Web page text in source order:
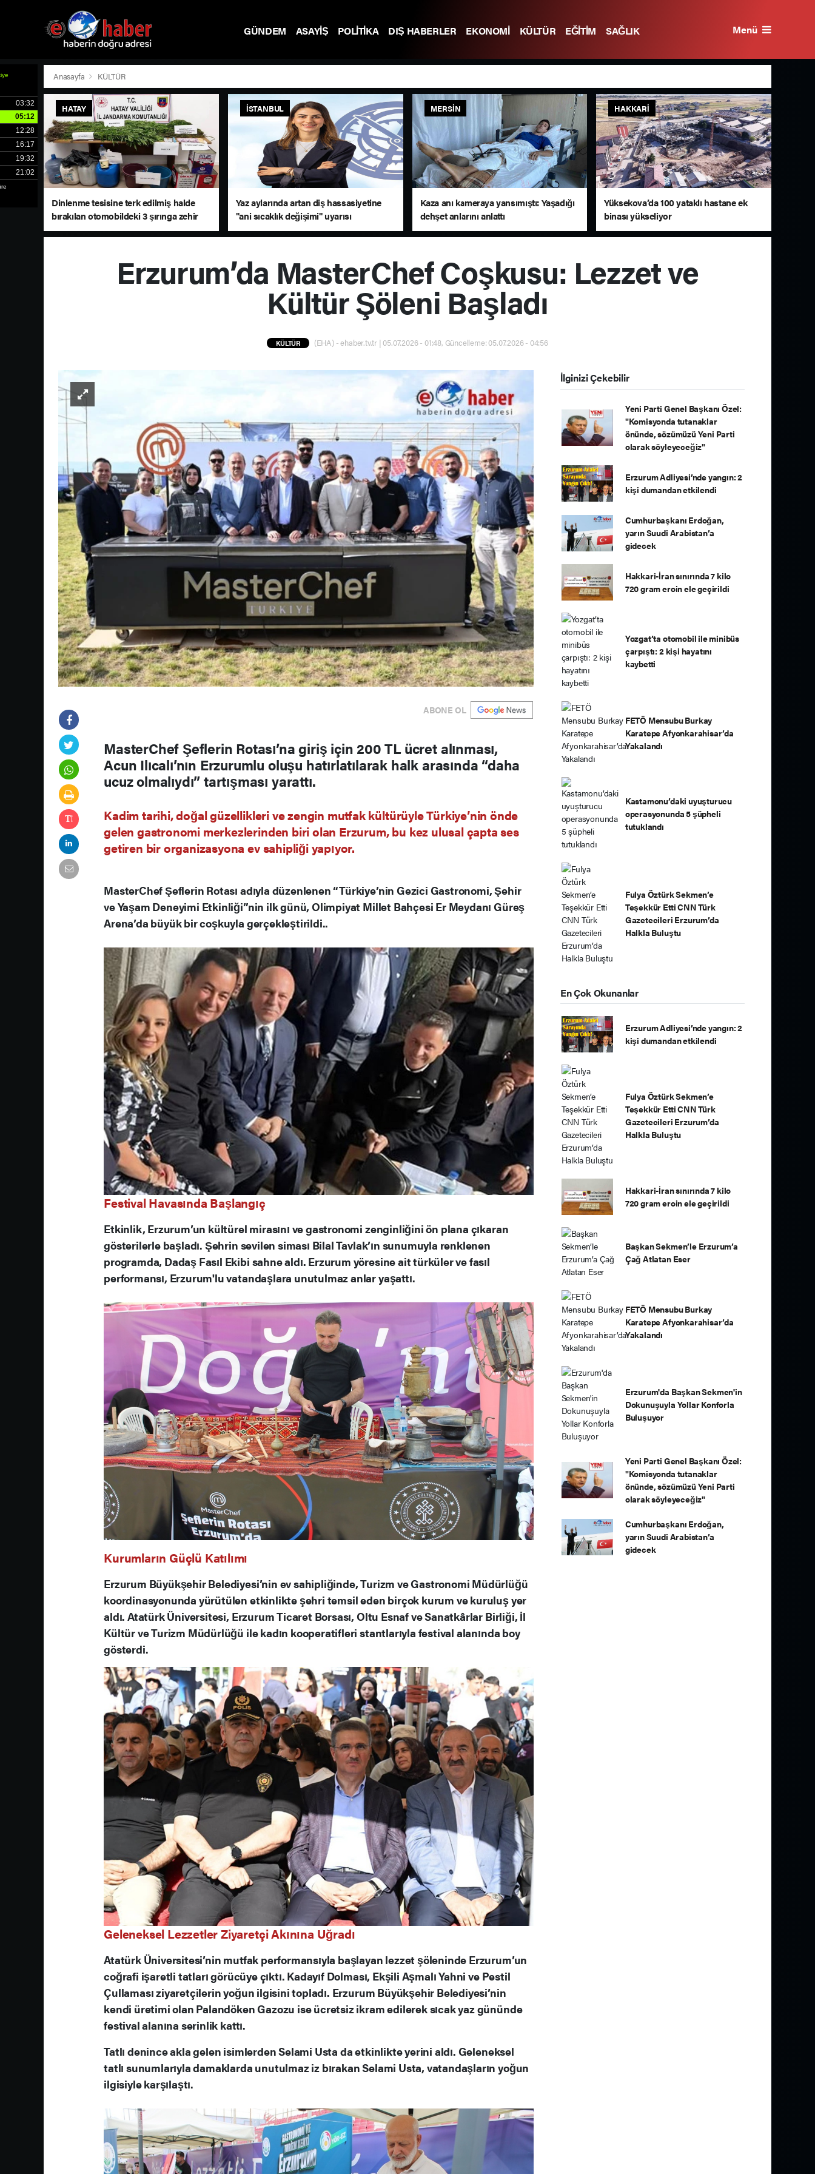
GÜNDEM ASAYİŞ POLİTİKA DIŞ HABERLER EKONOMİ KÜLTÜR EĞİTİM
SAĞLIK
Menü
Anasayfa KÜLTÜR
HATAY
Dinlenme tesisine terk edilmiş halde
bırakılan otomobildeki 3 şırınga zehir
tacirini ele verdi
İSTANBUL
Yaz aylarında artan diş hassasiyetine
"ani sıcaklık değişimi" uyarısı
MERSIN
Kaza anı kameraya yansımıştı: Yaşadığı
dehşet anlarını anlattı
HAKKARI
Yüksekova’da 100 yataklı hastane ek
binası yükseliyor
Erzurum’da MasterChef Coşkusu: Lezzet ve
Kültür Şöleni Başladı
KÜLTÜR (EHA) - ehaber.tv.tr | 05.07.2026 - 01:48, Güncelleme: 05.07.2026 - 04:56
ABONE OL
MasterChef Şeflerin Rotası’na giriş için 200 TL ücret alınması,
Acun Ilıcalı’nın Erzurumlu oluşu hatırlatılarak halk arasında “daha
ucuz olmalıydı” tartışması yarattı.
Kadim tarihi, doğal güzellikleri ve zengin mutfak kültürüyle Türkiye’nin önde
gelen gastronomi merkezlerinden biri olan Erzurum, bu kez ulusal çapta ses
getiren bir organizasyona ev sahipliği yapıyor.
MasterChef Şeflerin Rotası adıyla düzenlenen “Türkiye’nin Gezici Gastronomi, Şehir
ve Yaşam Deneyimi Etkinliği”nin ilk günü, Olimpiyat Millet Bahçesi Er Meydanı Güreş
Arena’da büyük bir coşkuyla gerçekleştirildi..
Festival Havasında Başlangıç
Etkinlik, Erzurum’un kültürel mirasını ve gastronomi zenginliğini ön plana çıkaran
gösterilerle başladı. Şehrin sevilen siması Bilal Tavlak’ın sunumuyla renklenen
programda, Dadaş Fasıl Ekibi sahne aldı. Erzurum yöresine ait türküler ve fasıl
performansı, Erzurum'lu vatandaşlara unutulmaz anlar yaşattı.
Kurumların Güçlü Katılımı
Erzurum Büyükşehir Belediyesi’nin ev sahipliğinde, Turizm ve Gastronomi Müdürlüğü
koordinasyonunda yürütülen etkinlikte şehri temsil eden birçok kurum ve kuruluş yer
aldı. Atatürk Üniversitesi, Erzurum Ticaret Borsası, Oltu Esnaf ve Sanatkârlar Birliği, İl
Kültür ve Turizm Müdürlüğü ile kadın kooperatifleri stantlarıyla festival alanında boy
gösterdi.
Geleneksel Lezzetler Ziyaretçi Akınına Uğradı
Atatürk Üniversitesi’nin mutfak performansıyla başlayan lezzet şöleninde Erzurum’un
coğrafi işaretli tatları görücüye çıktı. Kadayıf Dolması, Ekşili Aşmalı Yahni ve Pestil
Çullaması ziyaretçilerin yoğun ilgisini topladı. Erzurum Büyükşehir Belediyesi’nin
kendi üretimi olan Palandöken Gazozu ise ücretsiz ikram edilerek sıcak yaz gününde
festival alanına serinlik kattı.
Tatlı denince akla gelen isimlerden Selami Usta da etkinlikte yerini aldı. Geleneksel
tatlı sunumlarıyla damaklarda unutulmaz iz bırakan Selami Usta, vatandaşların yoğun
ilgisiyle karşılaştı.
İlginizi Çekebilir
Yeni Parti Genel Başkanı Özel:
"Komisyonda tutanaklar
önünde, sözümüzü Yeni Parti
olarak söyleyeceğiz"
Erzurum Adliyesi’nde yangın: 2
kişi dumandan etkilendi
Cumhurbaşkanı Erdoğan,
yarın Suudi Arabistan’a
gidecek
Hakkari-İran sınırında 7 kilo
720 gram eroin ele geçirildi
Yozgat’ta otomobil ile minibüs
çarpıştı: 2 kişi hayatını
kaybetti
FETÖ Mensubu Burkay
Karatepe Afyonkarahisar’da
Yakalandı
Kastamonu’daki uyuşturucu
operasyonunda 5 şüpheli
tutuklandı
Fulya Öztürk Sekmen’e
Teşekkür Etti CNN Türk
Gazetecileri Erzurum’da
Halkla Buluştu
En Çok Okunanlar
Erzurum Adliyesi’nde yangın: 2
kişi dumandan etkilendi
Fulya Öztürk Sekmen’e
Teşekkür Etti CNN Türk
Gazetecileri Erzurum’da
Halkla Buluştu
Hakkari-İran sınırında 7 kilo
720 gram eroin ele geçirildi
Başkan Sekmen’le Erzurum’a
Çağ Atlatan Eser
FETÖ Mensubu Burkay
Karatepe Afyonkarahisar’da
Yakalandı
Erzurum'da Başkan Sekmen'in
Dokunuşuyla Yollar Konforla
Buluşuyor
Yeni Parti Genel Başkanı Özel:
"Komisyonda tutanaklar
önünde, sözümüzü Yeni Parti
olarak söyleyeceğiz"
Cumhurbaşkanı Erdoğan,
yarın Suudi Arabistan’a
gidecek